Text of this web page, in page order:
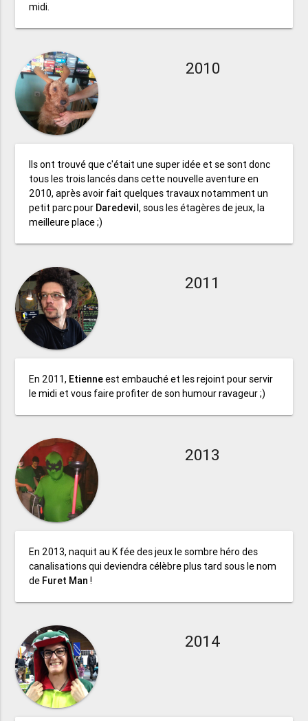
midi.
2010
Ils ont trouvé que c'était une super idée et se sont donc
tous les trois lancés dans cette nouvelle aventure en
2010, après avoir fait quelques travaux notamment un
petit parc pour Daredevil, sous les étagères de jeux, la
meilleure place ;)
2011
En 2011, Etienneest embauché et les rejoint pour servir
le midi et vous faire profiter de son humour ravageur ;)
2013
En 2013, naquit au K fée des jeux le sombre héro des
canalisations qui deviendra célèbre plus tard sous le nom
de Furet Man !
2014